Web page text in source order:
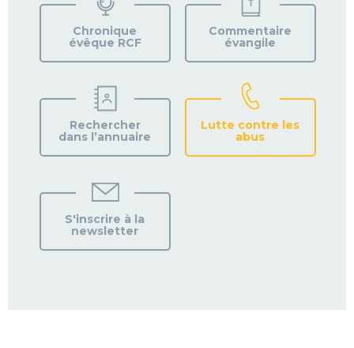
PAROISSE
Chronique
évêque RCF
Commentaire
évangile
Rechercher
dans l’annuaire
Lutte contre les
abus
S'inscrire à la
newsletter